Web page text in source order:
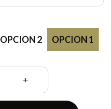
OPCION 1
OPCION 2
+